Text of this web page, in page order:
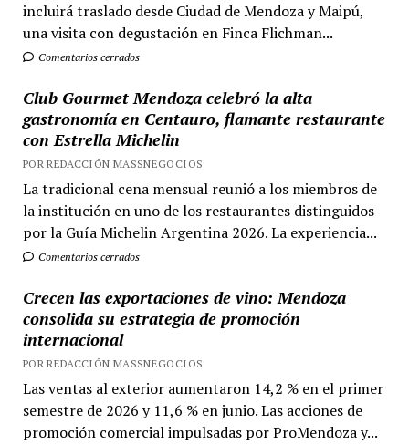
incluirá traslado desde Ciudad de Mendoza y Maipú,
una visita con degustación en Finca Flichman...
Comentarios cerrados
Club Gourmet Mendoza celebró la alta
gastronomía en Centauro, flamante restaurante
con Estrella Michelin
POR REDACCIÓN MASSNEGOCIOS
La tradicional cena mensual reunió a los miembros de
la institución en uno de los restaurantes distinguidos
por la Guía Michelin Argentina 2026. La experiencia...
Comentarios cerrados
Crecen las exportaciones de vino: Mendoza
consolida su estrategia de promoción
internacional
POR REDACCIÓN MASSNEGOCIOS
Las ventas al exterior aumentaron 14,2 % en el primer
semestre de 2026 y 11,6 % en junio. Las acciones de
promoción comercial impulsadas por ProMendoza y...